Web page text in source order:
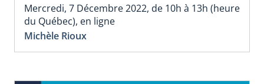
Mercredi, 7 Décembre 2022, de 10h à 13h (heure
du Québec), en ligne
Michèle Rioux